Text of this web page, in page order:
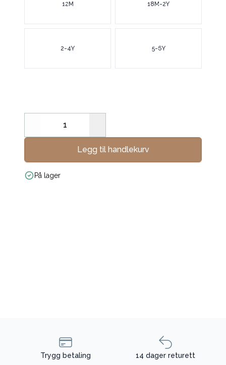
12M 18M-2Y
2-4Y 5-6Y
Decrease
Legg til handlekurv
På lager
Trygg betaling 14 dager returett